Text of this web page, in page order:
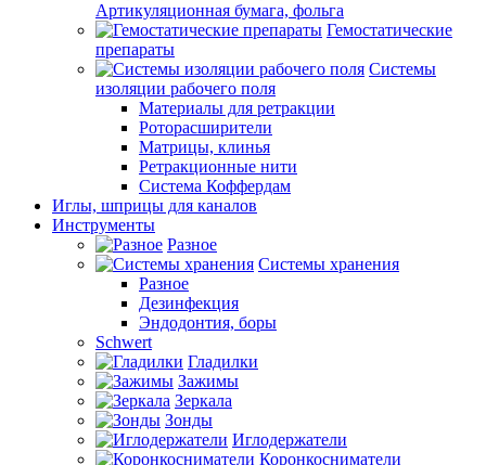
Артикуляционная бумага, фольга
Гемостатические
препараты
Системы
изоляции рабочего поля
Материалы для ретракции
Роторасширители
Матрицы, клинья
Ретракционные нити
Система Коффердам
Иглы, шприцы для каналов
Инструменты
Разное
Системы хранения
Разное
Дезинфекция
Эндодонтия, боры
Schwert
Гладилки
Зажимы
Зеркала
Зонды
Иглодержатели
Коронкосниматели